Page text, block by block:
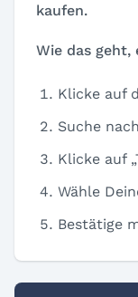
kaufen.
Wie das
Klicke auf
Suche
Klicke auf
Wähle
Bestätige